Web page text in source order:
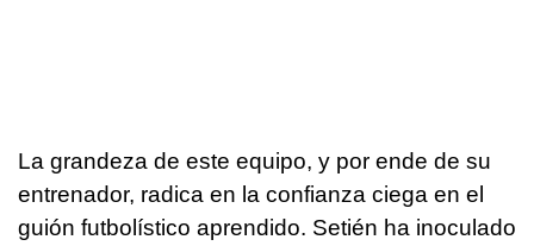
La grandeza de este equipo, y por ende de su
entrenador, radica en la confianza ciega en el
guión futbolístico aprendido. Setién ha inoculado